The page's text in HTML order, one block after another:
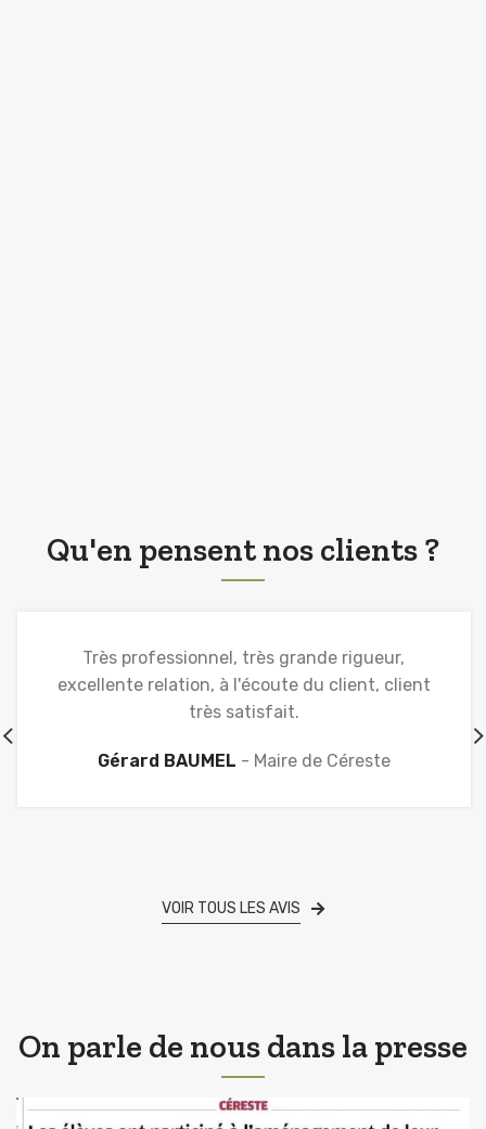
On parle de nous dans la presse
Qu'en pensent nos clients ?
Très professionnel, très grande rigueur,
excellente relation, à l'écoute du client, client
très satisfait.
Gérard BAUMEL Maire de Céreste
VOIR TOUS LES AVIS